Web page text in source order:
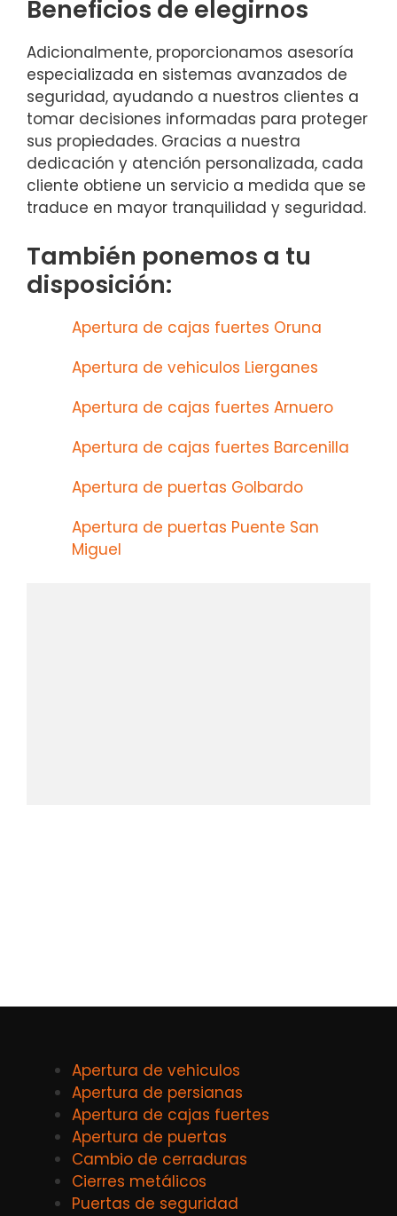
Beneficios de elegirnos
Adicionalmente, proporcionamos asesoría
especializada en sistemas avanzados de
seguridad, ayudando a nuestros clientes a
tomar decisiones informadas para proteger
sus propiedades. Gracias a nuestra
dedicación y atención personalizada, cada
cliente obtiene un servicio a medida que se
traduce en mayor tranquilidad y seguridad.
También ponemos a tu
disposición:
Apertura de cajas fuertes Oruna
Apertura de vehiculos Lierganes
Apertura de cajas fuertes Arnuero
Apertura de cajas fuertes Barcenilla
Apertura de puertas Golbardo
Apertura de puertas Puente San
Miguel
Apertura de vehiculos
Apertura de persianas
Apertura de cajas fuertes
Apertura de puertas
Cambio de cerraduras
Cierres metálicos
Puertas de seguridad